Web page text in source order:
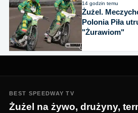
14 godzin temu
Żużel.
Polonia Piła
"Żurawiom"
BEST SPEEDWAY TV
Żużel na żywo, drużyny,